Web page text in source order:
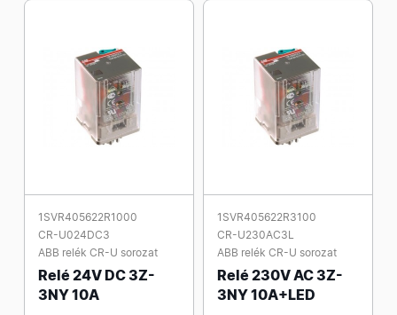
1SVR405622R1000
CR-U024DC3
ABB relék CR-U sorozat
Relé 24V DC 3Z-
3NY 10A
1SVR405622R3100
CR-U230AC3L
ABB relék CR-U sorozat
Relé 230V AC 3Z-
3NY 10A+LED